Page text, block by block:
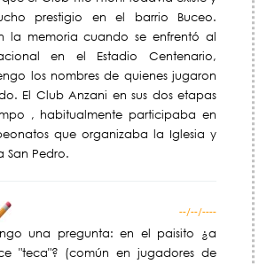
prestigio en el barrio Buceo.
la memoria cuando se enfrentó al
en el Estadio Centenario,
los nombres de quienes jugaron
El Club Anzani en sus dos etapas
, habitualmente participaba en
que organizaba la Iglesia y
San Pedro.
--/--/----
una pregunta: en el paisito ¿a
"teca"? (común en jugadores de